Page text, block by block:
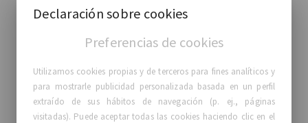
sujetadores (negros) en 4 tallas
Parte 3: herramientas
Declaración sobre cookies
Preferencias de cookies
Utilizamos cookies propias y de terceros para fines analíticos y
para mostrarle publicidad personalizada basada en un perfil
extraído de sus hábitos de navegación (p. ej., páginas
visitadas). Puede aceptar todas las cookies haciendo clic en el